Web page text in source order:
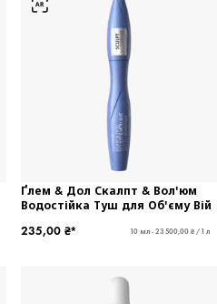
Ґлем & Дол Скалпт & Вол'юм
Водостійка Туш для Об'єму Вій
235,00 ₴*
10 мл - 23 500,00 ₴ / 1 л